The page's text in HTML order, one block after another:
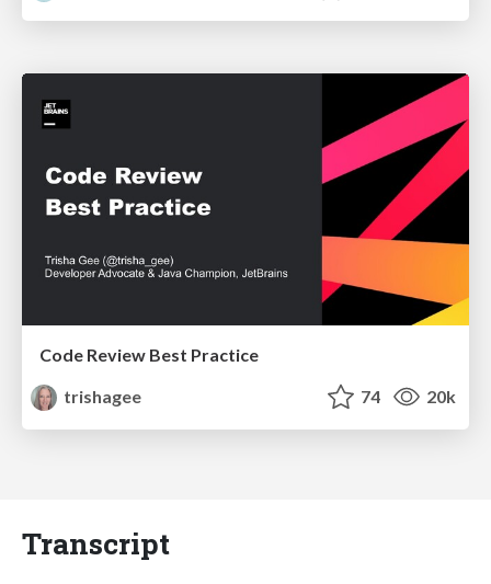
Code Review Best Practice
trishagee
74 20k
Transcript